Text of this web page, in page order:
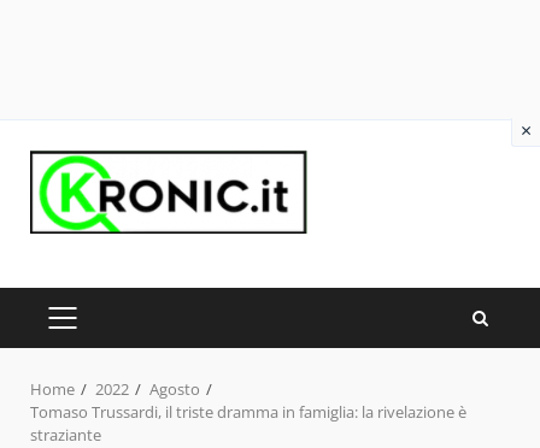
content
PRIMARY
Home 2022
Agosto
Tomaso Trussardi, il triste dramma in famiglia: la rivelazione è
straziante
×